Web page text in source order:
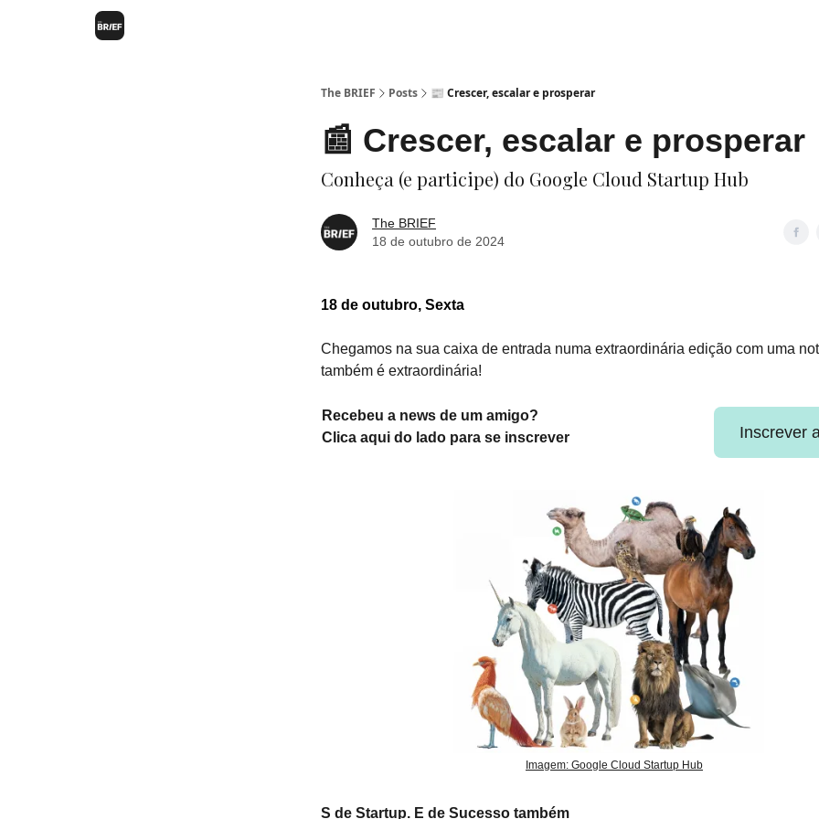
The BRIEF Posts 📰 Crescer, escalar e prosperar
📰 Crescer, escalar e prosperar
Conheça (e participe) do Google Cloud Startup Hub
The BRIEF
18 de outubro de 2024
18 de outubro, Sexta
Chegamos na sua caixa de entrada numa extraordinária edição com uma
também é extraordinária!
Recebeu a news de um amigo?
Clica aqui do lado para se inscrever
Inscrever
Imagem: Google Cloud Startup Hub
S de Startup. E de Sucesso também